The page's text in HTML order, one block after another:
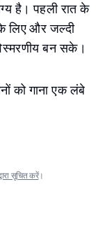
है। पहली रात के
लिए और जल्दी
बन सके।
को गाना एक लंबे
सूचित करें।